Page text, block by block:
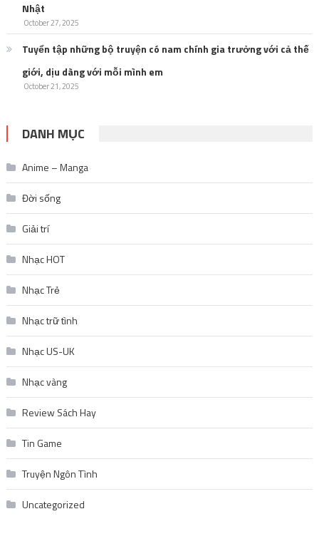
Nhật
October 27, 2025
Tuyển tập những bộ truyện có nam chính gia trưởng với cả thế
giới, dịu dàng với mỗi mình em
October 21, 2025
DANH MỤC
Anime – Manga
Đời sống
Giải trí
Nhạc HOT
Nhạc Trẻ
Nhạc trữ tình
Nhạc US-UK
Nhạc vàng
Review Sách Hay
Tin Game
Truyện Ngôn Tình
Uncategorized